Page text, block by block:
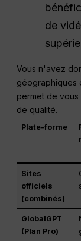
de
Vous n'avez
géographiques
permet de
de qualité.
Plate-forme
Sites
officiels
(combinés)
GlobalGPT
(Plan Pro)